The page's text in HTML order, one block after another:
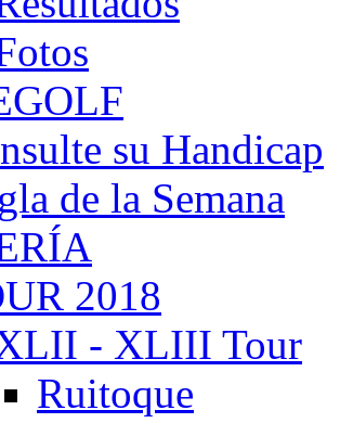
su Handicap
de la Semana
2018
- XLIII Tour
Ruitoque